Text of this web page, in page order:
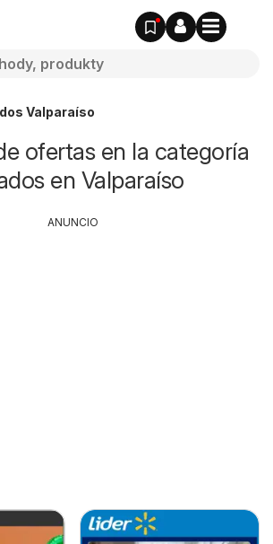
Valparaíso
ofertas en la categoría
en Valparaíso
ANUNCIO